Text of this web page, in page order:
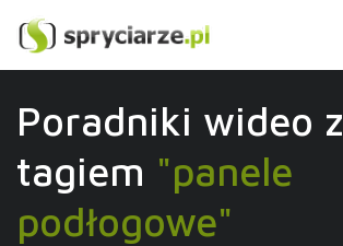
Poradniki wideo z
tagiem "panele
podłogowe"